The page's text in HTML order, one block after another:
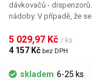
dávkovačů - dispenzorů
nádoby. V případě, že
dno tlakové komory ve
nesmí přijít do styku s
5 029,97 Kč / ks
4 157 Kč bez DPH
skladem 6-25 ks